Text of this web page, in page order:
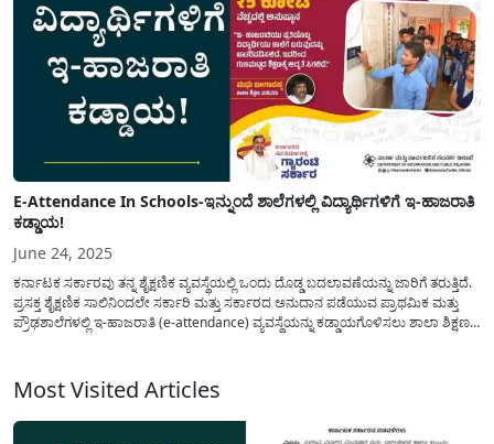
E-Attendance In Schools-ಇನ್ನುಂದೆ ಶಾಲೆಗಳಲ್ಲಿ ವಿದ್ಯಾರ್ಥಿಗಳಿಗೆ ಇ-ಹಾಜರಾತಿ
ಕಡ್ಡಾಯ!
June 24, 2025
ಕರ್ನಾಟಕ ಸರ್ಕಾರವು ತನ್ನ ಶೈಕ್ಷಣಿಕ ವ್ಯವಸ್ಥೆಯಲ್ಲಿ ಒಂದು ದೊಡ್ಡ ಬದಲಾವಣೆಯನ್ನು ಜಾರಿಗೆ ತರುತ್ತಿದೆ.
ಪ್ರಸಕ್ತ ಶೈಕ್ಷಣಿಕ ಸಾಲಿನಿಂದಲೇ ಸರ್ಕಾರಿ ಮತ್ತು ಸರ್ಕಾರದ ಅನುದಾನ ಪಡೆಯುವ ಪ್ರಾಥಮಿಕ ಮತ್ತು
ಪ್ರೌಢಶಾಲೆಗಳಲ್ಲಿ ಇ-ಹಾಜರಾತಿ (e-attendance) ವ್ಯವಸ್ಥೆಯನ್ನು ಕಡ್ಡಾಯಗೊಳಿಸಲು ಶಾಲಾ ಶಿಕ್ಷಣ
Most Visited Articles